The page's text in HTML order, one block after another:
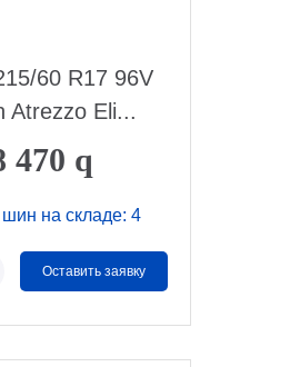
60 R17 96V
Atrezzo Eli...
470 q
на складе: 4
Оставить заявку